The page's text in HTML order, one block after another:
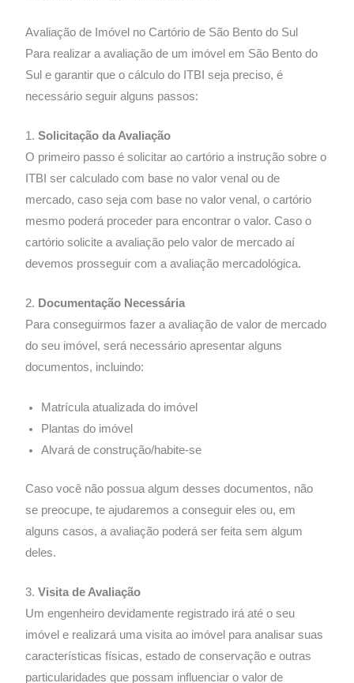
Avaliação de Imóvel no Cartório de São Bento do Sul
Para realizar a avaliação de um imóvel em São Bento do
Sul e garantir que o cálculo do ITBI seja preciso, é
necessário seguir alguns passos:
1.Solicitação da Avaliação
O primeiro passo é solicitar ao cartório a instrução sobre o
ITBI ser calculado com base no valor venal ou de
mercado, caso seja com base no valor venal, o cartório
mesmo poderá proceder para encontrar o valor. Caso o
cartório solicite a avaliação pelo valor de mercado aí
devemos prosseguir com a avaliação mercadológica.
2. Documentação Necessária
Para conseguirmos fazer a avaliação de valor de mercado
do seu imóvel, será necessário apresentar alguns
documentos, incluindo:
Matrícula atualizada do imóvel
Plantas do imóvel
Alvará de construção/habite-se
Caso você não possua algum desses documentos, não
se preocupe, te ajudaremos a conseguir eles ou, em
alguns casos, a avaliação poderá ser feita sem algum
deles.
3.Visita de Avaliação
Um engenheiro devidamente registrado irá até o seu
imóvel e realizará uma visita ao imóvel para analisar suas
características físicas, estado de conservação e outras
particularidades que possam influenciar o valor de